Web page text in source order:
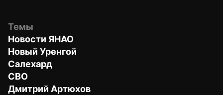
Темы
Новости ЯНАО
Новый Уренгой
Салехард
СВО
Дмитрий Артюхов